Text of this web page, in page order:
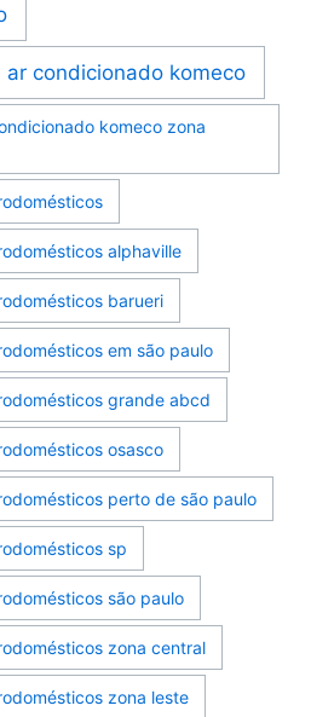
condicionado komeco
komeco zona
alphaville
barueri
em são paulo
grande abcd
osasco
perto de são paulo
sp
são paulo
zona central
zona leste